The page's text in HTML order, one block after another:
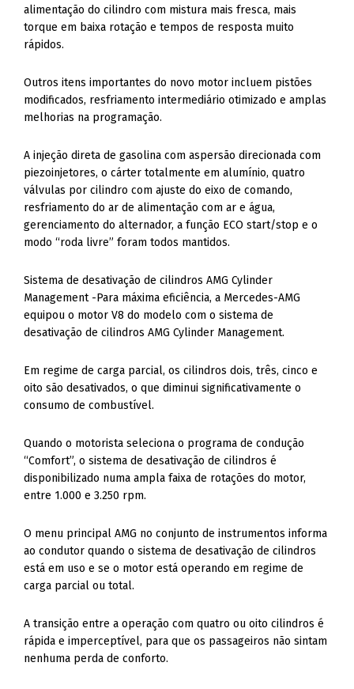
alimentação do cilindro com mistura mais fresca, mais
torque em baixa rotação e tempos de resposta muito
rápidos.
Outros itens importantes do novo motor incluem pistões
modificados, resfriamento intermediário otimizado e amplas
melhorias na programação.
A injeção direta de gasolina com aspersão direcionada com
piezoinjetores, o cárter totalmente em alumínio, quatro
válvulas por cilindro com ajuste do eixo de comando,
resfriamento do ar de alimentação com ar e água,
gerenciamento do alternador, a função ECO start/stop e o
modo “roda livre” foram todos mantidos.
Sistema de desativação de cilindros AMG Cylinder
Management -Para máxima eficiência, a Mercedes-AMG
equipou o motor V8 do modelo com o sistema de
desativação de cilindros AMG Cylinder Management.
Em regime de carga parcial, os cilindros dois, três, cinco e
oito são desativados, o que diminui significativamente o
consumo de combustível.
Quando o motorista seleciona o programa de condução
“Comfort”, o sistema de desativação de cilindros é
disponibilizado numa ampla faixa de rotações do motor,
entre 1.000 e 3.250 rpm.
O menu principal AMG no conjunto de instrumentos informa
ao condutor quando o sistema de desativação de cilindros
está em uso e se o motor está operando em regime de
carga parcial ou total.
A transição entre a operação com quatro ou oito cilindros é
rápida e imperceptível, para que os passageiros não sintam
nenhuma perda de conforto.